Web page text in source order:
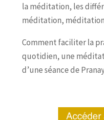
la méditation, les
méditation,
Comment faciliter la
quotidien, une
d’une séance de